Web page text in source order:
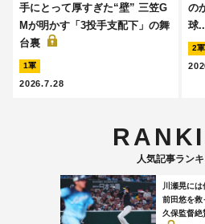
手にとって厚すぎた“壁” 三笠G
Mが明かす「3投手支配下」の舞
台裏
1軍
2026.7.28
の
球
2軍
人気記事ラン
川瀬晃に
前田悠を救
久保監督絶